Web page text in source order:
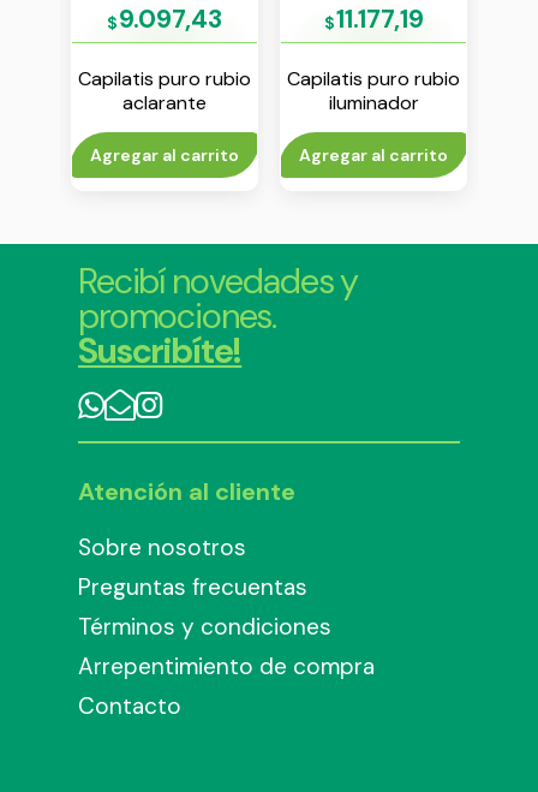
$9.097,43
Capilatis puro rubio
aclarante
instantaneo spray
x 240 ml
Agregar al carrito
$11.177,19
Capilatis puro rubio
iluminador
shampoo x 420 ml
Agregar al carrito
Recibí novedades y
promociones.
Suscribíte!
Atención al cliente
Sobre nosotros
Preguntas frecuentas
Términos y condiciones
Arrepentimiento de compra
Contacto